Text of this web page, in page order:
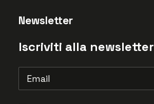
Newsletter
Iscriviti alla newsletter